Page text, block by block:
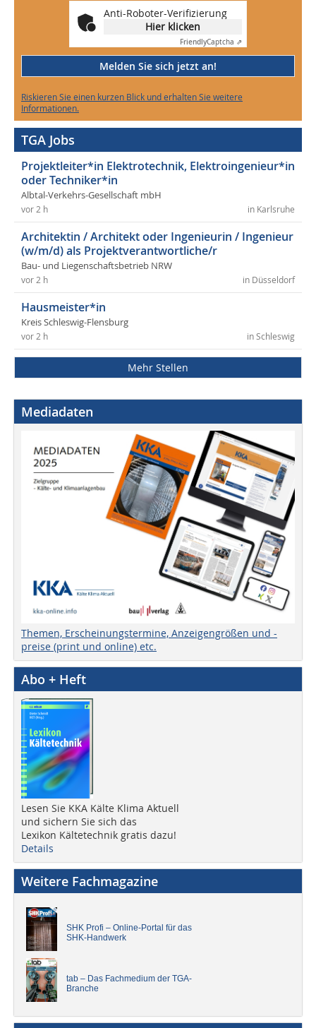
Anti-Roboter-Verifizierung
Hier klicken
FriendlyCaptcha ⇗
Melden Sie sich jetzt an!
Riskieren Sie einen kurzen Blick und erhalten Sie weitere
Informationen.
TGA Jobs
Projektleiter*in Elektrotechnik, Elektroingenieur*in
oder Techniker*in
Albtal-Verkehrs-Gesellschaft mbH
in Karlsruhe
vor 2 h
Architektin / Architekt oder Ingenieurin / Ingenieur
(w/m/d) als Projektverantwortliche/r
Bau- und Liegenschaftsbetrieb NRW
in Düsseldorf
vor 2 h
Hausmeister*in
Kreis Schleswig-Flensburg
in Schleswig
vor 2 h
Mehr Stellen
Mediadaten
Themen, Erscheinungstermine, Anzeigengrößen und -
preise (print und online) etc.
Abo + Heft
Lesen Sie KKA Kälte Klima Aktuell
und sichern Sie sich das
Lexikon Kältetechnik gratis dazu!
Details
Weitere Fachmagazine
SHK Profi – Online-Portal für das
SHK-Handwerk
tab – Das Fachmedium der TGA-
Branche